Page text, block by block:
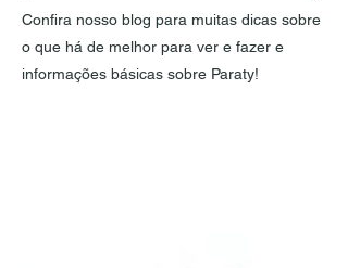
Confira nosso blog para muitas dicas sobre
o que há de melhor para ver e fazer e
informações básicas sobre Paraty!